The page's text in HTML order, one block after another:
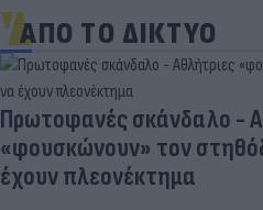
ΑΠΟ ΤΟ ΔΙΚΤΥΟ
Πρωτοφανές σκάνδαλο -
«φουσκώνουν» τον
έχουν πλεονέκτημα